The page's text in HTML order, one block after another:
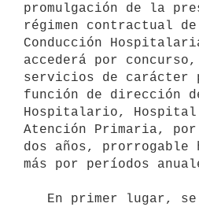
promulgación de la
régimen contractual
Conducción
accederá por
servicios de carácter
función de dirección
Hospitalario, Hospital
Atención Primaria,
dos años, prorrogable
más por períodos